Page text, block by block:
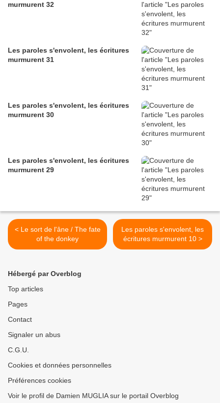
murmurent 32
Les paroles s'envolent, les écritures
murmurent 31
Les paroles s'envolent, les écritures
murmurent 30
Les paroles s'envolent, les écritures
murmurent 29
< Le sort de l'âne / The fate
of the donkey
Les paroles s'envolent, les
écritures murmurent 10 >
Hébergé par Overblog
Top articles
Pages
Contact
Signaler un abus
C.G.U.
Cookies et données personnelles
Préférences cookies
Voir le profil de Damien MUGLIA sur le portail Overblog